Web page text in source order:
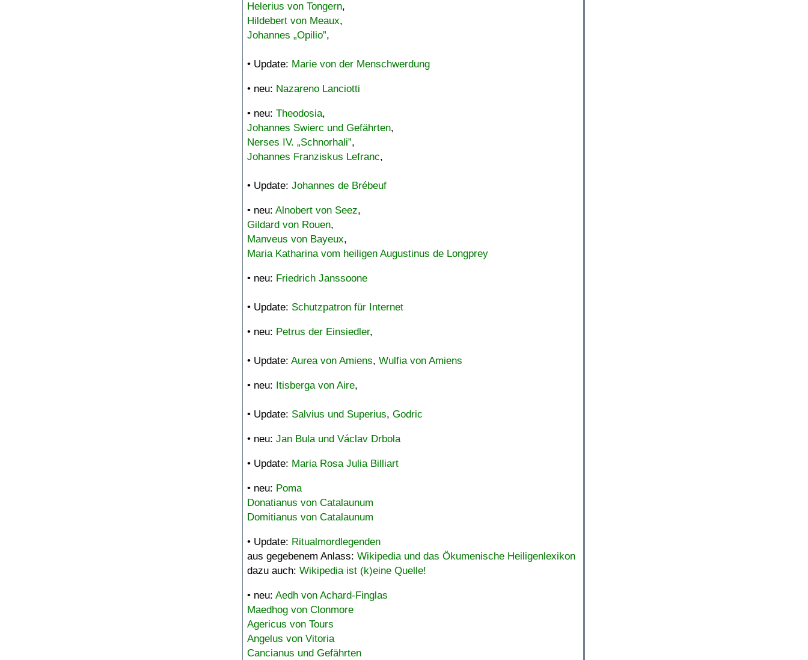
Helerius von Tongern,
Hildebert von Meaux,
Johannes „Opilio”,
• Update: Marie von der Menschwerdung
• neu: Nazareno Lanciotti
• neu: Theodosia,
Johannes Swierc und Gefährten,
Nerses IV. „Schnorhali”,
Johannes Franziskus Lefranc,
• Update: Johannes de Brébeuf
• neu: Alnobert von Seez,
Gildard von Rouen,
Manveus von Bayeux,
Maria Katharina vom heiligen Augustinus de Longprey
• neu: Friedrich Janssoone
• Update: Schutzpatron für Internet
• neu: Petrus der Einsiedler,
• Update: Aurea von Amiens, Wulfia von Amiens
• neu: Itisberga von Aire,
• Update: Salvius und Superius, Godric
• neu: Jan Bula und Václav Drbola
• Update: Maria Rosa Julia Billiart
• neu: Poma
Donatianus von Catalaunum
Domitianus von Catalaunum
• Update: Ritualmordlegenden
aus gegebenem Anlass: Wikipedia und das Ökumenische Heiligenlexikon
dazu auch: Wikipedia ist (k)eine Quelle!
• neu: Aedh von Achard-Finglas
Maedhog von Clonmore
Agericus von Tours
Angelus von Vitoria
Cancianus und Gefährten